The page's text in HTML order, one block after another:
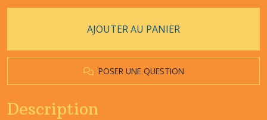
AJOUTER AU PANIER
POSER UNE QUESTION
Description